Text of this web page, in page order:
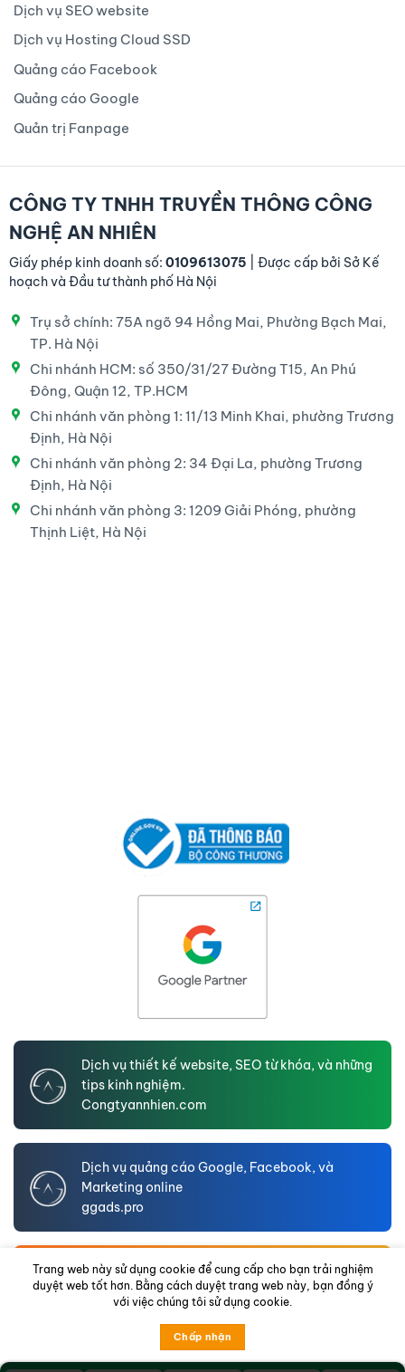
Dịch vụ SEO website
Dịch vụ Hosting Cloud SSD
Quảng cáo Facebook
Quảng cáo Google
Quản trị Fanpage
CÔNG TY TNHH TRUYỀN THÔNG CÔNG
NGHỆ AN NHIÊN
Giấy phép kinh doanh số: 0109613075 | Được cấp bởi Sở Kế
hoạch và Đầu tư thành phố Hà Nội
Trụ sở chính: 75A ngõ 94 Hồng Mai, Phường Bạch Mai,
TP. Hà Nội
Chi nhánh HCM: số 350/31/27 Đường T15, An Phú
Đông, Quận 12, TP.HCM
Chi nhánh văn phòng 1: 11/13 Minh Khai, phường Trương
Định, Hà Nội
Chi nhánh văn phòng 2: 34 Đại La, phường Trương
Định, Hà Nội
Chi nhánh văn phòng 3: 1209 Giải Phóng, phường
Thịnh Liệt, Hà Nội
Dịch vụ thiết kế website, SEO từ khóa, và những
tips kinh nghiệm.
Congtyannhien.com
Dịch vụ quảng cáo Google, Facebook, và
Marketing online
ggads.pro
An Nhien LTD – Website hồ sơ năng lực doanh
nghiệp
annhienltd.com
Trang web này sử dụng cookie để cung cấp cho bạn trải nghiệm
duyệt web tốt hơn. Bằng cách duyệt trang web này, bạn đồng ý
với việc chúng tôi sử dụng cookie.
Chấp nhận